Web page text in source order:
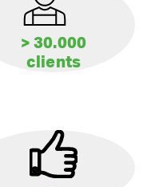
> 30.000
clients